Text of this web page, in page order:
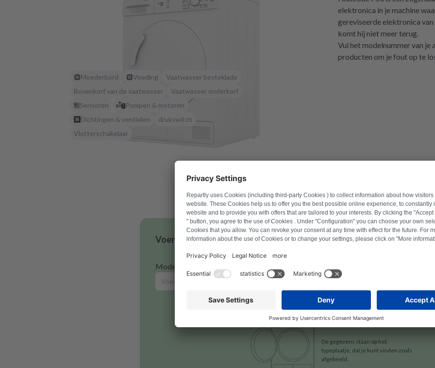
Moederbord Voeding
Vaatwasser besteklade
Bovenkorf van de vaatwasser
Vaatwasser onderkorf
Sensoren
Pompen & motoren
Dichtingen & ventielen
drukswitch
Vlotterschakelaar
elektronica in je machine
gereviseerde elektronica
komt hij niet meer terug.
Vul het modelnummer van je
producten om je fout op te
Voer je modelnummer in om geschikte producten te vinden.
Modelnummer
Zoek naar product
De gegevens staan op het
typeplaatje, dat je kunt vinden zoals
afgebeeld.